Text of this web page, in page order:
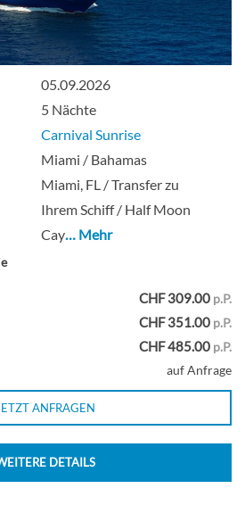
garantiert)-
05.09.2026
5 Nächte
Carnival Sunrise
Miami / Bahamas
Miami, FL / Transfer zu
Ihrem Schiff / Half Moon
Cay… Mehr
CHF 309.00 p.P.
CHF 351.00 p.P.
CHF 485.00 p.P.
auf Anfrage
ANFRAGEN
DETAILS